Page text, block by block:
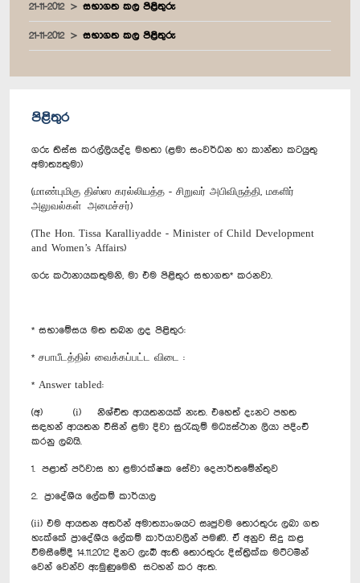
21-11-2012 සභාගත කල පිළිතුරු
21-11-2012 සභාගත කල පිළිතුරු
පිළිතුර
ගරු තිස්ස කරල්ලියද්ද මහතා (ළමා සංවර්ධන හා කාන්තා කටයුතු
අමාත්‍යතුමා)
(மாண்புமிகு திஸ்ஸ கரல்லியத்த - சிறுவர் அபிவிருத்தி, மகளிர்
அலுவல்கள் அமைச்சர்)
(The Hon. Tissa Karalliyadde - Minister of Child Development
and Women’s Affairs)
ගරු කථානායකතුමනි, මා එම පිළිතුර සභාගත* කරනවා.
* සභාමේසය මත තබන ලද පිළිතුර:
* சபாபீடத்தில் வைக்கப்பட்ட விடை :
* Answer tabled:
(අ) (i) නිශ්චිත ආයතනයක් නැත. එහෙත් දැනට පහත
සඳහන් ආයතන විසින් ළමා දිවා සුරැකුම් මධ්‍යස්ථාන ලියා පදිංචි
කරනු ලබයි.
1. පළාත් පරිවාස හා ළමාරක්ෂක සේවා දෙපාර්තමේන්තුව
2. ප්‍රාදේශීය ලේකම් කාර්යාල
(ii) එම ආයතන අතරින් අමාත්‍යාංශයට සෘජුවම ‍තොරතුරු ලබා ගත
හැක්කේ ප්‍රාදේශීය ලේකම් කාර්යාවලින් පමණි. ඒ අනුව සිදු කළ
විමසීමේදී 14.11.2012 දිනට ලැබී ඇති තොරතුරු දිස්ත්‍රික්ක මට්ටමින්
වෙන් වෙන්ව ඇමුණුමෙහි සටහන් කර ඇත.